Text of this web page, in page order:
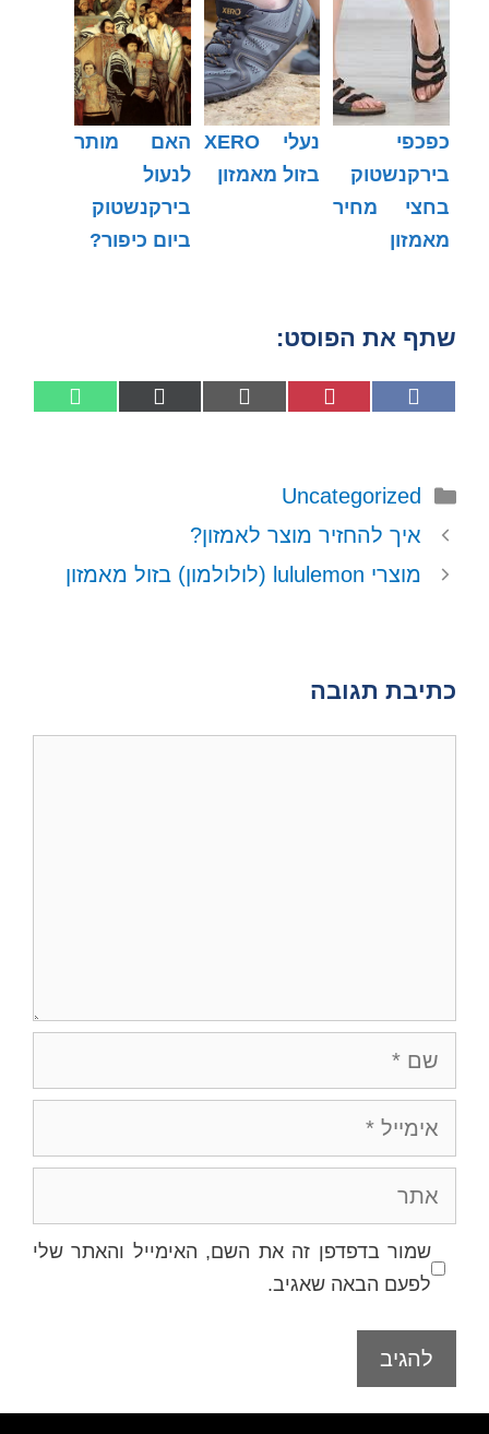
כפכפי
בירקנשטוק
בחצי מחיר
מאמזון
נעלי XERO
בזול מאמזון
האם מותר
לנעול
בירקנשטוק
ביום כיפור?
שתף את הפוסט:
Share
F
b
o
Share
P
e
e
t
Share
E
Share
X
r
Share
W
קטגוריות
Uncategorized
איך להחזיר מוצר לאמזון?
מוצרי lululemon (לולולמון) בזול מאמזון
כתיבת תגובה
שם
אימייל
אתר
שמור בדפדפן זה את השם, האימייל והאתר שלי
לפעם הבאה שאגיב.